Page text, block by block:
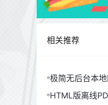
相关推荐
极简无后台本
HTML版离线